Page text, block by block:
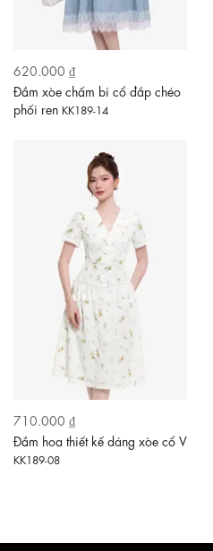
620.000 ₫
Đầm xòe chấm bi cổ đắp chéo
phối ren KK189-14
710.000 ₫
Đầm hoa thiết kế dáng xòe cổ V
KK189-08